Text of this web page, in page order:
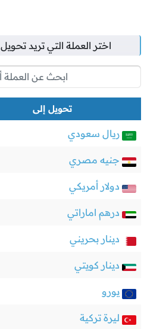
اختر العملة التي تريد تحويل
تحويل إلى
ريال سعودي
جنيه مصري
دولار أمريكي
درهم اماراتي
دينار بحريني
دينار كويتي
يورو
ليرة تركية